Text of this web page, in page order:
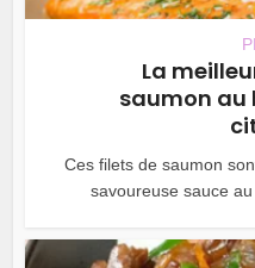
La
saumon au
Ces filets de saumon
savoureuse sauce au